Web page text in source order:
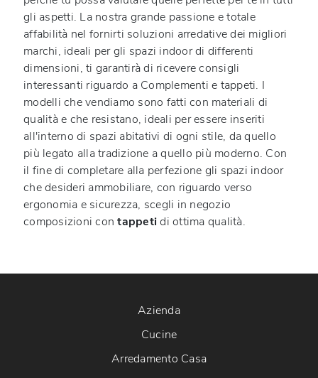
gli aspetti. La nostra grande passione e totale
affabilità nel fornirti soluzioni arredative dei migliori
marchi, ideali per gli spazi indoor di differenti
dimensioni, ti garantirà di ricevere consigli
interessanti riguardo a Complementi e tappeti. I
modelli che vendiamo sono fatti con materiali di
qualità e che resistano, ideali per essere inseriti
all'interno di spazi abitativi di ogni stile, da quello
più legato alla tradizione a quello più moderno. Con
il fine di completare alla perfezione gli spazi indoor
che desideri ammobiliare, con riguardo verso
ergonomia e sicurezza, scegli in negozio
composizioni contappetidi ottima qualità.
Azienda
Cucine
Arredamento Casa